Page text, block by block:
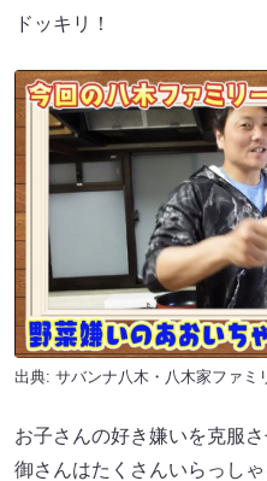
ドッキリ！
出典: サバンナ八木・八木家ファミ
お子さんの好き嫌いを克服
御さんはたくさんいらっし